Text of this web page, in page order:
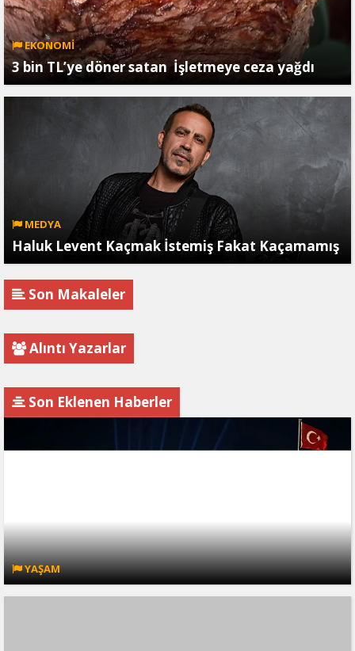
EKONOMİ
3 bin TL’ye döner satan İşletmeye ceza yağdı
MEDYA
Haluk Levent Kaçmak İstemiş Fakat Kaçamamış
Son Makaleler
Alıntı Yazarlar
Son Eklenen Haberler
YAŞAM